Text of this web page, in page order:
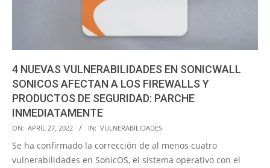
4 NUEVAS VULNERABILIDADES EN SONICWALL
SONICOS AFECTAN A LOS FIREWALLS Y
PRODUCTOS DE SEGURIDAD: PARCHE
INMEDIATAMENTE
2022-
04-
27
ON: APRIL 27, 2022 IN: VULNERABILIDADES
Se ha confirmado la corrección de al menos cuatro
vulnerabilidades en SonicOS, el sistema operativo con el